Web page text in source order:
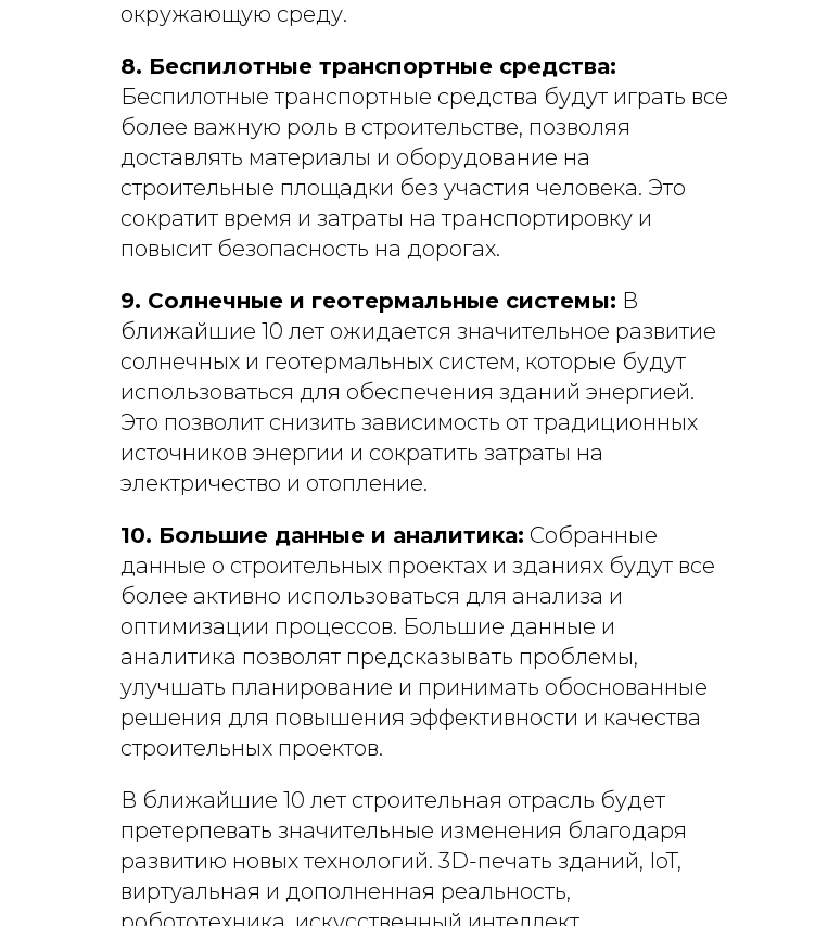
окружающую среду.
8. Беспилотные транспортные средства:
Беспилотные транспортные средства будут играть все
более важную роль в строительстве, позволяя
доставлять материалы и оборудование на
строительные площадки без участия человека. Это
сократит время и затраты на транспортировку и
повысит безопасность на дорогах.
9. Солнечные и геотермальные системы: В
ближайшие 10 лет ожидается значительное развитие
солнечных и геотермальных систем, которые будут
использоваться для обеспечения зданий энергией.
Это позволит снизить зависимость от традиционных
источников энергии и сократить затраты на
электричество и отопление.
10. Большие данные и аналитика: Собранные
данные о строительных проектах и зданиях будут все
более активно использоваться для анализа и
оптимизации процессов. Большие данные и
аналитика позволят предсказывать проблемы,
улучшать планирование и принимать обоснованные
решения для повышения эффективности и качества
строительных проектов.
В ближайшие 10 лет строительная отрасль будет
претерпевать значительные изменения благодаря
развитию новых технологий. 3D-печать зданий, IoT,
виртуальная и дополненная реальность,